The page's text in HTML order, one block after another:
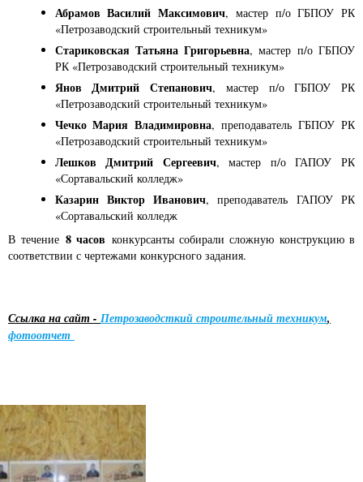
Абрамов Василий Максимович, мастер п/о ГБПОУ РК
«Петрозаводский строительный техникум»
Стариковская Татьяна Григорьевна, мастер п/о ГБПОУ
РК «Петрозаводский строительный техникум»
Янов Дмитрий Степанович, мастер п/о ГБПОУ РК
«Петрозаводский строительный техникум»
Чечко Мария Владимировна, преподаватель ГБПОУ РК
«Петрозаводский строительный техникум»
Лешков Дмитрий Сергеевич, мастер п/о ГАПОУ РК
«Сортавальский колледж»
Казарин Виктор Иванович, преподаватель ГАПОУ РК
«Сортавальский колледж
В течение 8 часов конкурсанты собирали сложную конструкцию в
соответствии с чертежами конкурсного задания.
Ссылка на сайт - Петрозаводсткий строительный техникум,
фотоотчет